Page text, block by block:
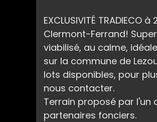
EXCLUSIVITÉ TRADIECO
Clermont-Ferrand!
viabilisé, au calme,
sur la commune de
lots disponibles, pour
nous contacter.
Terrain proposé par l'un
partenaires fonciers.